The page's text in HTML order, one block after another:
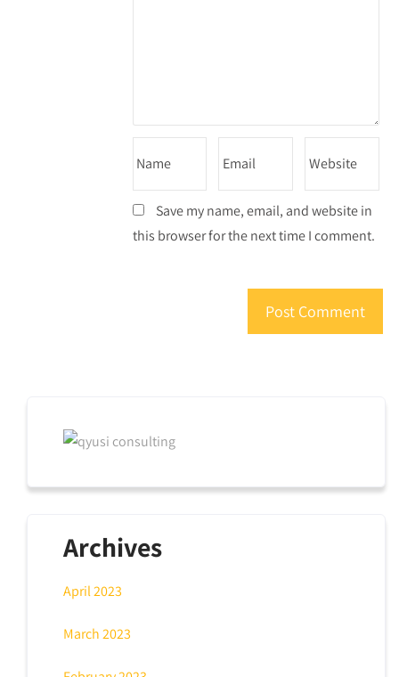
Save my name, email, and website in
this browser for the next time I comment.
Archives
April 2023
March 2023